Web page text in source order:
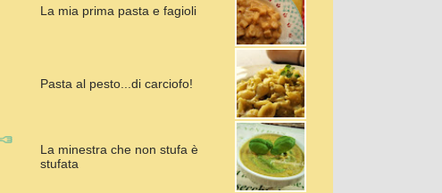
La mia prima pasta e fagioli
Pasta al pesto...di carciofo!
La minestra che non stufa è
stufata